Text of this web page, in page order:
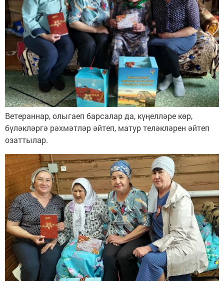
Ветераннар, олыгаеп барсалар да, күңелләре көр,
бүләкләргә рәхмәтләр әйтеп, матур теләкләрен әйтеп
озаттылар.